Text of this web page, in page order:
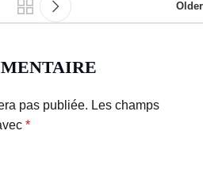
Older
pas publiée. Les champs
*